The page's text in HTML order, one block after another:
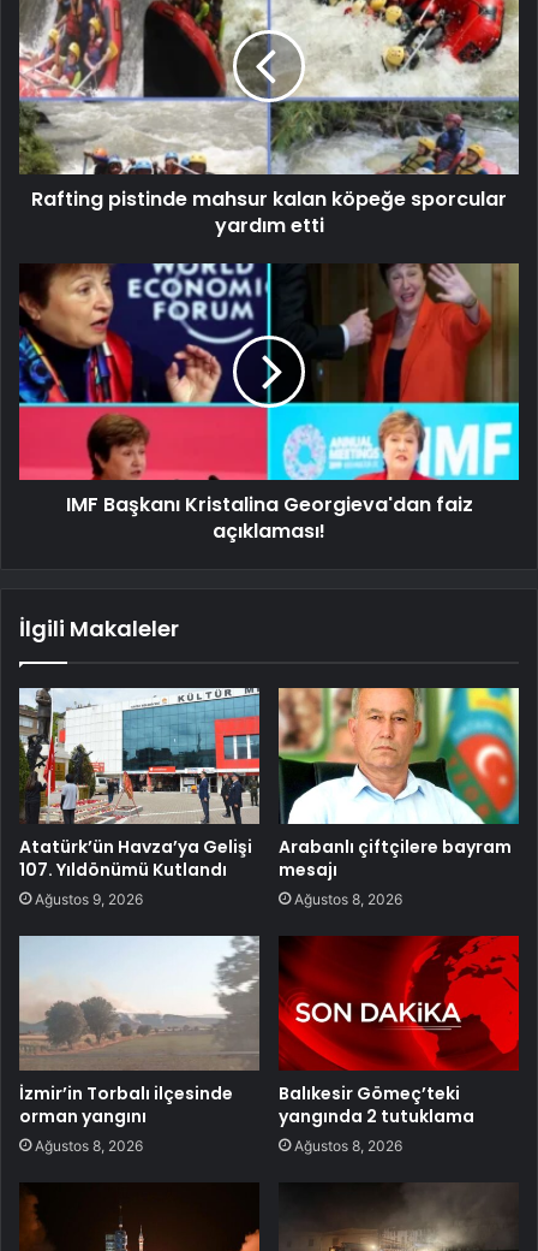
Rafting pistinde mahsur kalan köpeğe sporcular
yardım etti
IMF Başkanı Kristalina Georgieva'dan faiz
açıklaması!
İlgili Makaleler
Atatürk’ün Havza’ya Gelişi
107. Yıldönümü Kutlandı
Ağustos 9, 2026
Arabanlı çiftçilere bayram
mesajı
Ağustos 8, 2026
İzmir’in Torbalı ilçesinde
orman yangını
Ağustos 8, 2026
Balıkesir Gömeç’teki
yangında 2 tutuklama
Ağustos 8, 2026